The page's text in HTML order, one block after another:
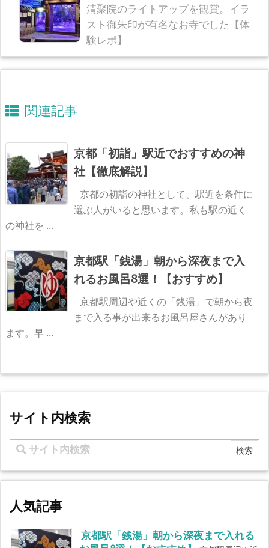
清聚院のライトアップを観賞。イラ
スト御朱印が有名なお寺でした【体
験レポ】
関連記事
京都「初詣」駅近でおすすめの神
社【徹底解説】
京都の初詣の神社として、駅近を条件に
選ぶ人がいると思います。私も駅の近く
の神社を ...
京都駅「銭湯」朝から深夜まで入
れるお風呂8選！【おすすめ】
京都駅周辺や近くの「銭湯」で朝から夜
まで入る事が出来るお風呂屋さんがあり
ます。早 ...
サイト内検索
人気記事
京都駅「銭湯」朝から深夜まで入れる